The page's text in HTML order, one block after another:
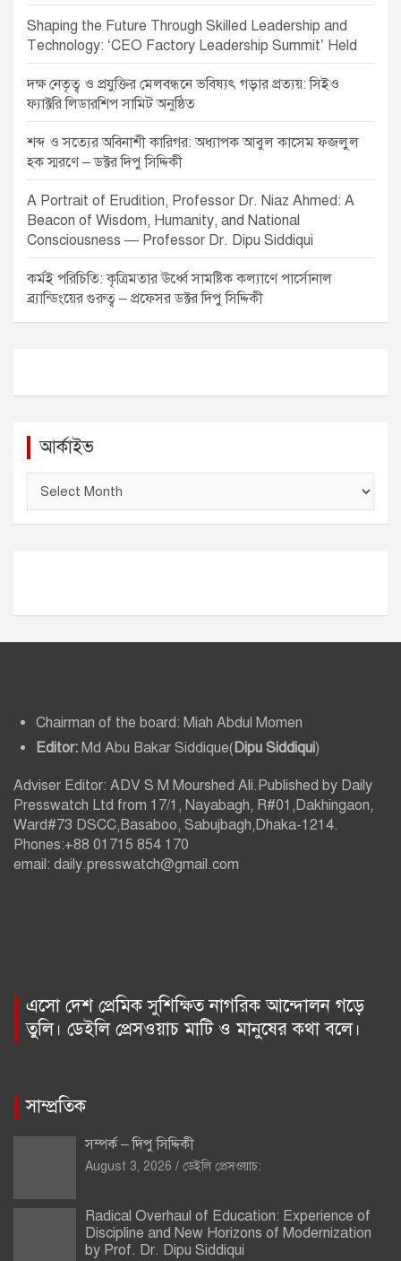
Shaping the Future Through Skilled Leadership and
Technology: ‘CEO Factory Leadership Summit’ Held
দক্ষ নেতৃত্ব ও প্রযুক্তির মেলবন্ধনে ভবিষ্যৎ গড়ার প্রত্যয়: সিইও
ফ্যাক্টরি লিডারশিপ সামিট অনুষ্ঠিত
শব্দ ও সত্যের অবিনাশী কারিগর: অধ্যাপক আবুল কাসেম ফজলুল
হক স্মরণে – ডক্টর দিপু সিদ্দিকী
A Portrait of Erudition, Professor Dr. Niaz Ahmed: A
Beacon of Wisdom, Humanity, and National
Consciousness — Professor Dr. Dipu Siddiqui
কর্মই পরিচিতি: কৃত্রিমতার ঊর্ধ্বে সামষ্টিক কল্যাণে পার্সোনাল
ব্র্যান্ডিংয়ের গুরুত্ব – প্রফেসর ডক্টর দিপু সিদ্দিকী
আর্কাইভ
ই
Chairman of the board: Miah Abdul Momen
Editor: Md Abu Bakar Siddique(Dipu Siddiqui)
Adviser Editor: ADV S M Mourshed Ali.Published by Daily
Presswatch Ltd from 17/1, Nayabagh, R#01,Dakhingaon,
Ward#73 DSCC,Basaboo, Sabujbagh,Dhaka-1214.
Phones:+88 01715 854 170
email: daily.presswatch@gmail.com
এসো দেশ প্রেমিক সুশিক্ষিত নাগরিক আন্দোলন গড়ে
তুলি। ডেইলি প্রেসওয়াচ মাটি ও মানুষের কথা বলে।
সাম্প্রতিক
সম্পর্ক – দিপু সিদ্দিকী
August 3, 2026 ডেইলি প্রেসওয়াচ:
Radical Overhaul of Education: Experience of
Discipline and New Horizons of Modernization
by Prof. Dr. Dipu Siddiqui